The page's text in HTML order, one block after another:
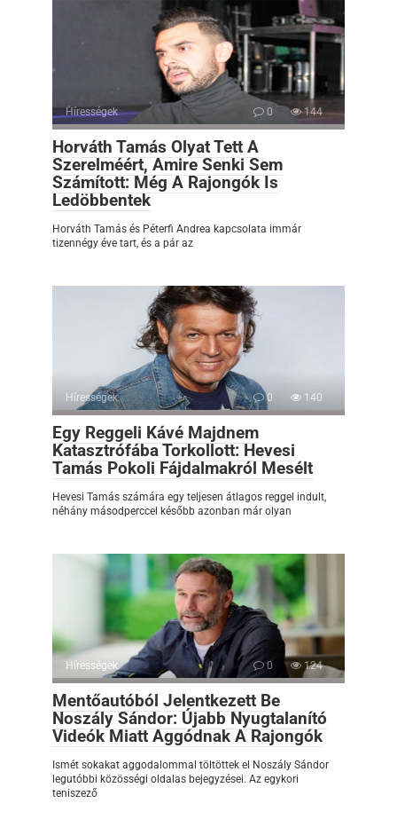
Hírességek 0 144
Horváth Tamás Olyat Tett A
Szerelméért, Amire Senki Sem
Számított: Még A Rajongók Is
Ledöbbentek
Horváth Tamás és Péterfi Andrea kapcsolata immár
tizennégy éve tart, és a pár az
Hírességek 0 140
Egy Reggeli Kávé Majdnem
Katasztrófába Torkollott: Hevesi
Tamás Pokoli Fájdalmakról Mesélt
Hevesi Tamás számára egy teljesen átlagos reggel indult,
néhány másodperccel később azonban már olyan
Hírességek 0 124
Mentőautóból Jelentkezett Be
Noszály Sándor: Újabb Nyugtalanító
Videók Miatt Aggódnak A Rajongók
Ismét sokakat aggodalommal töltöttek el Noszály Sándor
legutóbbi közösségi oldalas bejegyzései. Az egykori
teniszező